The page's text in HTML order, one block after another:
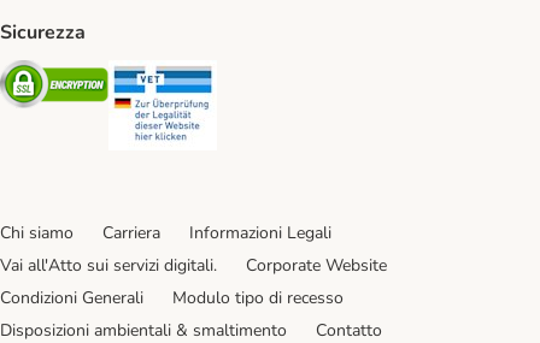
Sicurezza
Security
Chi siamo Carriera
Informazioni Legali
Vai all'Atto sui servizi digitali.
Corporate Website
Condizioni Generali
Modulo tipo di recesso
Disposizioni ambientali & smaltimento
Contatto